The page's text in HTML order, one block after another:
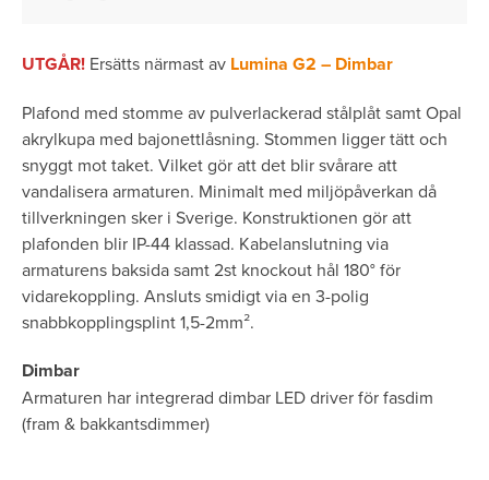
UTGÅR! Ersätts närmast av Lumina G2 – Dimbar
Plafond med stomme av pulverlackerad stålplåt samt Opal
akrylkupa med bajonettlåsning. Stommen ligger tätt och
snyggt mot taket. Vilket gör att det blir svårare att
vandalisera armaturen. Minimalt med miljöpåverkan då
tillverkningen sker i Sverige. Konstruktionen gör att
plafonden blir IP-44 klassad. Kabelanslutning via
armaturens baksida samt 2st knockout hål 180° för
vidarekoppling. Ansluts smidigt via en 3-polig
snabbkopplingsplint 1,5-2mm­².
Dimbar
Armaturen har integrerad dimbar LED driver för fasdim
(fram & bakkantsdimmer)